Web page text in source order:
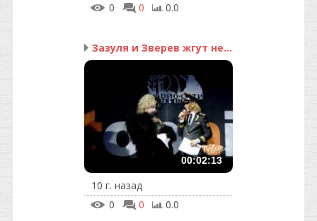
0
0 0.0
Зазуля и Зверев жгут не...
00:02:13
10 г. назад
0
0 0.0